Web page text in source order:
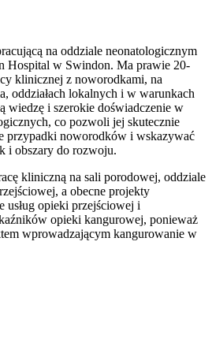
na oddziale neonatologicznym
Hospital w Swindon. Ma prawie 20-
klinicznej z noworodkami, na
oddziałach lokalnych i w warunkach
wiedzę i szerokie doświadczenie w
co pozwoli jej skutecznie
przypadki noworodków i wskazywać
i obszary do rozwoju.
kliniczną na sali porodowej, oddziale
a obecne projekty
usług opieki przejściowej i
opieki kangurowej, ponieważ
wprowadzającym kangurowanie w